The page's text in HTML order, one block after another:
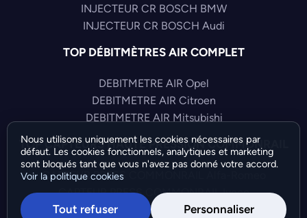
INJECTEUR CR BOSCH BMW
INJECTEUR CR BOSCH Audi
TOP DÉBITMÈTRES AIR COMPLET
DEBITMETRE AIR Opel
DEBITMETRE AIR Citroen
DEBITMETRE AIR Mitsubishi
TOP CAPTEURS HAUTE PRESSION COMMONRAIL
CAPTEUR PRESS COMMONRAIL Alfa-Romeo
CAPTEUR PRESS COMMONRAIL Iveco
CAPTEUR PRESS COMMONRAIL Audi
Nous utilisons uniquement les cookies nécessaires par
défaut. Les cookies fonctionnels, analytiques et marketing
sont bloqués tant que vous n'avez pas donné votre accord.
Voir la politique cookies
Tout refuser Personnaliser